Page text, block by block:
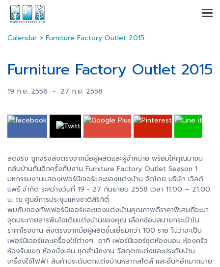
Calendar > Furniture Factory Outlet 2015
Furniture Factory Outlet 2015
19 ก.ย. 2558 - 27 ก.ย. 2558
ลดจริง ถูกจริงส่งตรงจากมือผู้ผลิตและผู้จำหน่าย พร้อมให้คุณมาขน
กลับบ้านกันอีกครั้งกับงาน Furniture Factory Outlet Season 1
มหกรรมงานแสดงเฟอร์นิเจอร์และของแต่งบ้าน จัดโดย บริษัท เวิลด์
แฟร์ จำกัด ระหว่างวันที่ 19 - 27 กันยายน 2558 เวลา 11.00 – 21.00
น. ณ ศูนย์การประชุมแห่งชาติสิริกิติ์
พบกับกองทัพเฟอร์นิเจอร์และของแต่งบ้านคุณภาพดีราคาพิเศษที่จะมา
จุดประกายสารพันไอเดียแต่งบ้านของคุณ เลือกช้อปสบายกระเป๋าใน
ราคาโรงงาน ส่งตรงจากมือผู้ผลิตชั้นเยี่ยมกว่า 100 ราย ไม่ว่าจะเป็น
เฟอร์นิเจอร์และเครื่องใช้ต่างๆ อาทิ เฟอร์นิเจอร์ชุดห้องนอน ห้องครัว
ห้องรับแขก ห้องนั่งเล่น ชุดสำนักงาน วัสดุตกแต่งและประดับบ้าน
เครื่องใช้ไฟฟ้า สินค้าประดับตกแต่งบ้านหลากสไตล์ และอื่นๆอีกมากมาย